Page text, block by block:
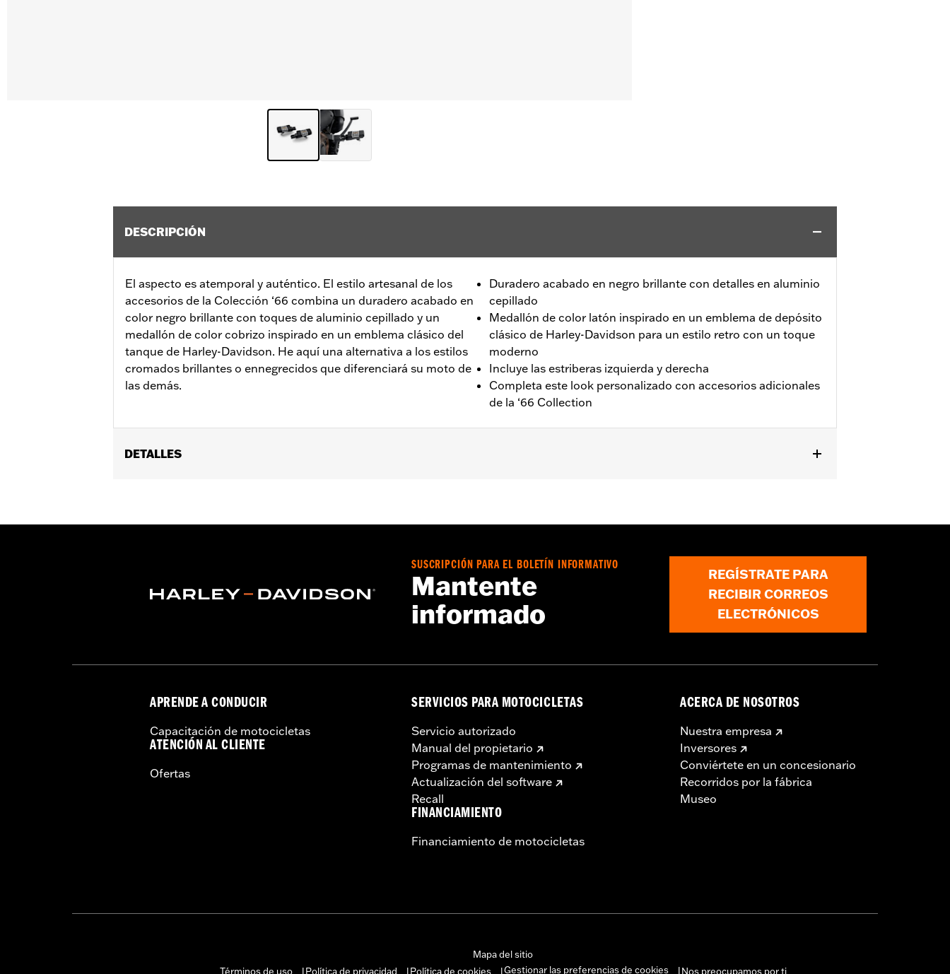
DESCRIPCIÓN
El aspecto es atemporal y auténtico. El estilo artesanal de los
accesorios de la Colección ‘66 combina un duradero acabado en
color negro brillante con toques de aluminio cepillado y un
medallón de color cobrizo inspirado en un emblema clásico del
tanque de Harley-Davidson. He aquí una alternativa a los estilos
cromados brillantes o ennegrecidos que diferenciará su moto de
las demás.
Duradero acabado en negro brillante con detalles en aluminio
cepillado
Medallón de color latón inspirado en un emblema de depósito
clásico de Harley-Davidson para un estilo retro con un toque
moderno
Incluye las estriberas izquierda y derecha
Completa este look personalizado con accesorios adicionales
de la ‘66 Collection
DETALLES
Colección:'66 Collection
SUSCRIPCIÓN PARA EL BOLETÍN INFORMATIVO
Mantente
informado
REGÍSTRATE PARA
RECIBIR CORREOS
ELECTRÓNICOS
APRENDE A CONDUCIR
Capacitación de motocicletas
ATENCIÓN AL CLIENTE
Ofertas
SERVICIOS PARA MOTOCICLETAS
Servicio autorizado
Manual del propietario
Programas de mantenimiento
Actualización del software
Recall
FINANCIAMIENTO
Financiamiento de motocicletas
ACERCA DE NOSOTROS
Nuestra empresa
Inversores
Conviértete en un concesionario
Recorridos por la fábrica
Museo
Mapa del sitio
Términos de uso
Política de privacidad Política de cookies Gestionar las preferencias de cookies Nos preocupamos por ti